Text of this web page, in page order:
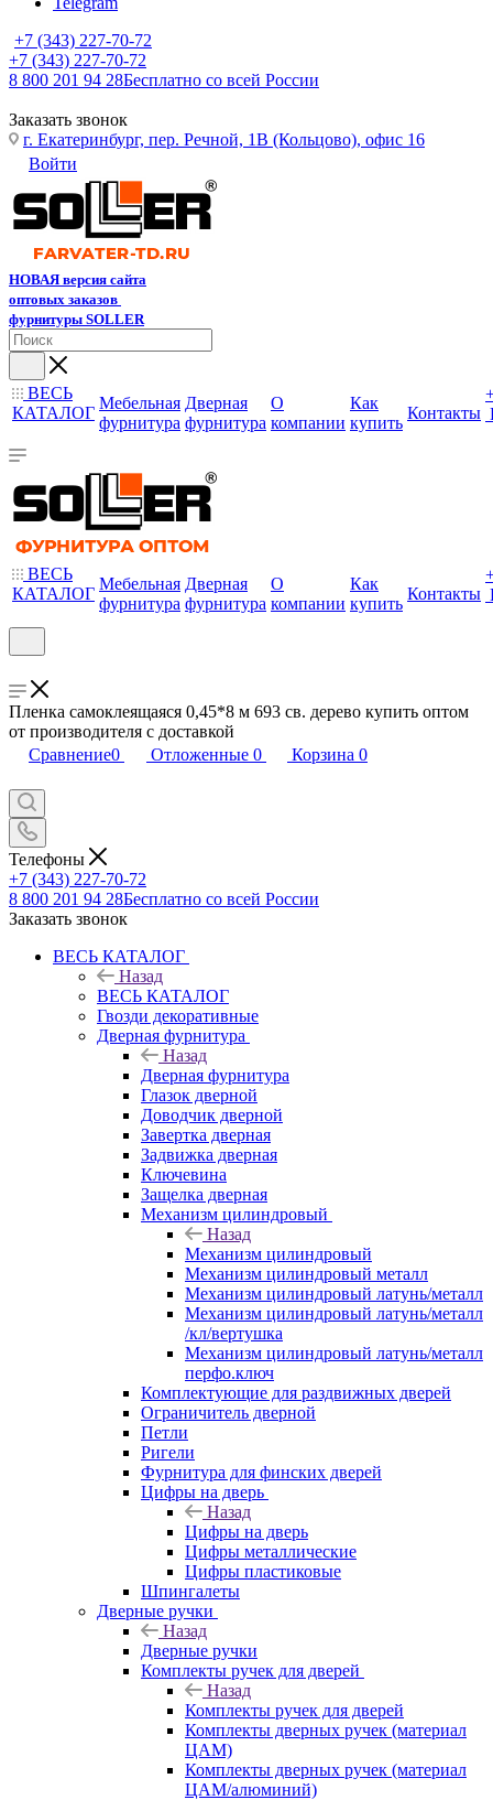
+7 (343) 227-70-72
+7 (343) 227-70-72
8 800 201 94 28Бесплатно со всей России
Заказать звонок
г. Екатеринбург, пер. Речной, 1В (Кольцово), офис 16
Войти
НОВАЯ версия сайта
оптовых заказов
фурнитуры SOLLER
ВЕСЬ
КАТАЛОГ
Мебельная
фурнитура
Дверная
фурнитура
О
компании
Как
купить
Контакты
ВЕСЬ
КАТАЛОГ
Мебельная
фурнитура
Дверная
фурнитура
О
компании
Как
купить
Контакты
Пленка самоклеящаяся 0,45*8 м 693 св. дерево купить оптом
от производителя с доставкой
Сравнение0 Отложенные 0 Корзина 0
Телефоны
+7 (343) 227-70-72
8 800 201 94 28Бесплатно со всей России
Заказать звонок
ВЕСЬ КАТАЛОГ
Назад
ВЕСЬ КАТАЛОГ
Гвозди декоративные
Дверная фурнитура
Назад
Дверная фурнитура
Глазок дверной
Доводчик дверной
Завертка дверная
Задвижка дверная
Ключевина
Защелка дверная
Механизм цилиндровый
Назад
Механизм цилиндровый
Механизм цилиндровый металл
Механизм цилиндровый латунь/металл
Механизм цилиндровый латунь/металл
/кл/вертушка
Механизм цилиндровый латунь/металл
перфо.ключ
Комплектующие для раздвижных дверей
Ограничитель дверной
Петли
Ригели
Фурнитура для финских дверей
Цифры на дверь
Назад
Цифры на дверь
Цифры металлические
Цифры пластиковые
Шпингалеты
Дверные ручки
Назад
Дверные ручки
Комплекты ручек для дверей
Назад
Комплекты ручек для дверей
Комплекты дверных ручек (материал
ЦАМ)
Комплекты дверных ручек (материал
ЦАМ/алюминий)